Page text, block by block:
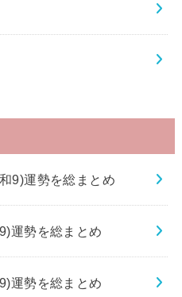
9)運勢を総まとめ
運勢を総まとめ
運勢を総まとめ